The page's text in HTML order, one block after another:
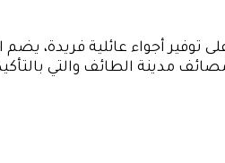
توفير أجواء عائلية فريدة،
مدينة الطائف والتي